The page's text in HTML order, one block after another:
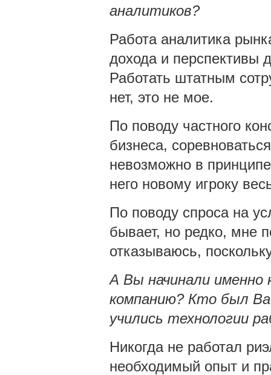
аналитиков?
Работа аналитика
дохода и перспективы
Работать штатным
нет, это не мое.
По поводу частного
бизнеса,
невозможно в
него новому игроку
По поводу спроса на
бывает, но редко, мне
отказываюсь,
А Вы начинали
компанию? Кто был
учились технологии
Никогда не работал
необходимый опыт и